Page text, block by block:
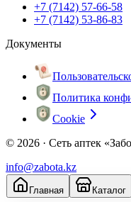
+7 (7142) 57-66-58
+7 (7142) 53-86-83
Документы
Политика
Cookie
© 2026 · Сеть аптек
info@zabota.kz
Главная Каталог